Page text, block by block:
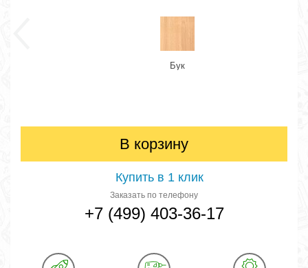
Бук
В корзину
Купить в 1 клик
Заказать по телефону
+7 (499) 403-36-17